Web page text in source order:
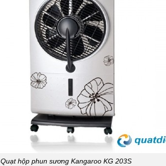
Quạt hộp phun sương Kangaroo KG 203S